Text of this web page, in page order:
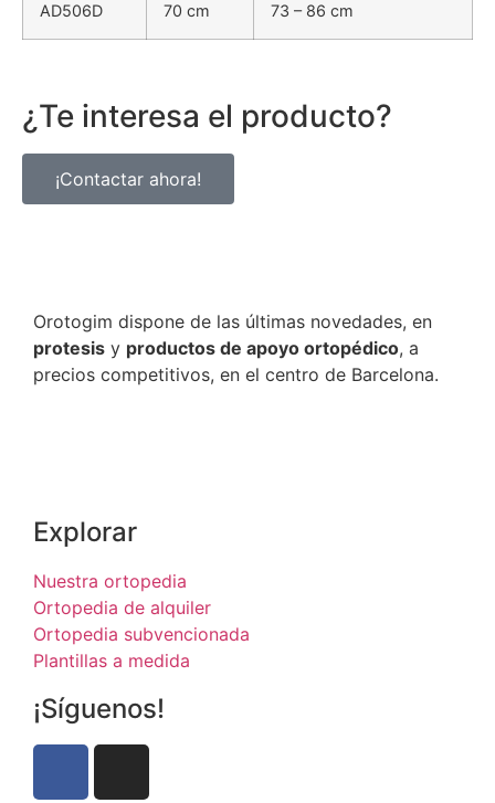
AD506D 70 cm 73 – 86 cm
¿Te interesa el producto?
¡Contactar ahora!
Orotogim dispone de las últimas novedades, en
protesis y productos de apoyo ortopédico, a
precios competitivos, en el centro de Barcelona.
Explorar
Nuestra ortopedia
Ortopedia de alquiler
Ortopedia subvencionada
Plantillas a medida
¡Síguenos!